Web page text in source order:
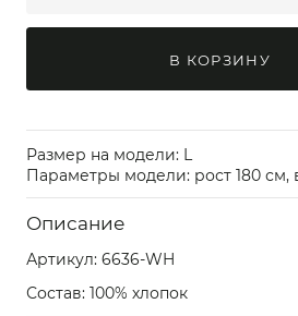
В КОРЗИНУ
Размер на модели: L
Параметры модели: рост 180 см,
Описание
Артикул: 6636-WH
Состав: 100% хлопок